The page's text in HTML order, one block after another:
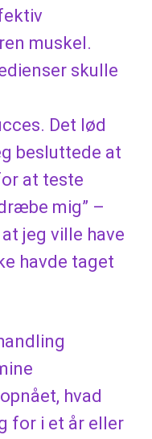
muskel.
skulle
Det lød
besluttede at
at teste
mig” –
jeg ville have
havde taget
hvad
for i et år eller